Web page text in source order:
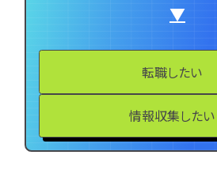
▼
転職したい
情報収集したい